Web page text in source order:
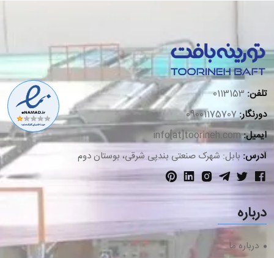
تلفن: 0113153
دورنگار:09001175707
ایمیل:info[at]toorineh.com
آدرس: بابل: شهرک صنعتی بندپی شرقی، بوستان دوم
درباره
درباره ما